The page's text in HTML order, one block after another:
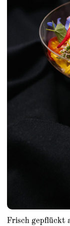
Frisch gepflückt